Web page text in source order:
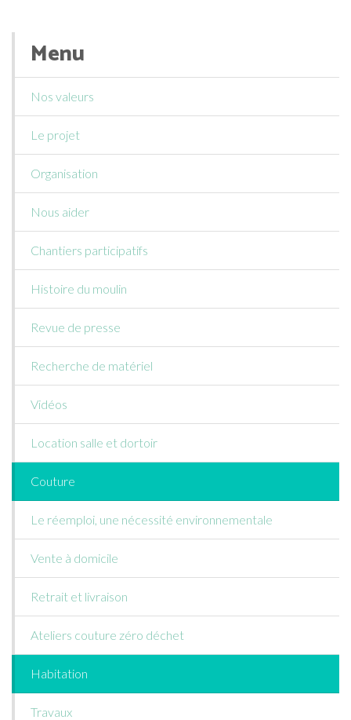
Menu
Nos valeurs
Le projet
Organisation
Nous aider
Chantiers participatifs
Histoire du moulin
Revue de presse
Recherche de matériel
Vidéos
Location salle et dortoir
Couture
Le réemploi, une nécessité environnementale
Vente à domicile
Retrait et livraison
Ateliers couture zéro déchet
Habitation
Travaux